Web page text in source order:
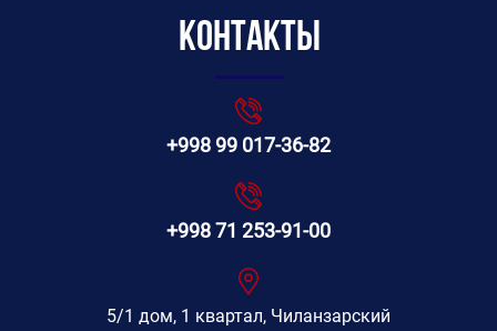
Контакты
+998 99 017-36-82
+998 71 253-91-00
5/1 дом, 1 квартал, Чиланзарский